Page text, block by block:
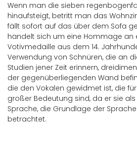
Wenn man die sieben
hinaufsteigt, betritt man das
fällt sofort auf das über dem Sofa
handelt sich um eine Hommage an
Votivmedaille aus dem 14.
Verwendung von Schnüren, die an
Studien jener Zeit erinnern,
der gegenüberliegenden Wand
die den Vokalen gewidmet ist, die
großer Bedeutung sind, da er sie
Sprache, die Grundlage der
betrachtet.